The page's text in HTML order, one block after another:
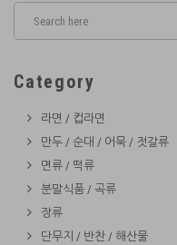
Category
라면 / 컵라면
만두 / 순대 / 어묵 / 젓갈류
면류 / 떡류
분말식품 / 곡류
장류
단무지 / 반찬 / 해산물